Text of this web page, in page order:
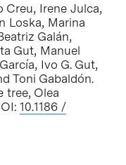
Creu, Irene Julca,
Loska, Marina
Galán,
Gut, Manuel
Ivo G. Gut,
Toni Gabaldón.
tree, Olea
10.1186 /